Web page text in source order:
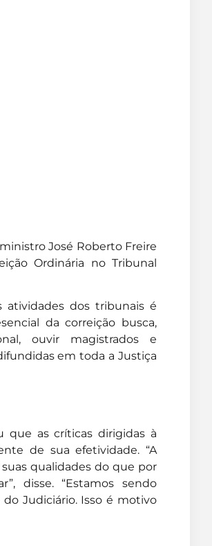
José Roberto Freire
Ordinária no Tribunal
dos tribunais é
da correição busca,
ouvir magistrados e
em toda a Justiça
que as críticas dirigidas à
de sua efetividade. “A
qualidades do que por
disse. “Estamos sendo
Judiciário. Isso é motivo